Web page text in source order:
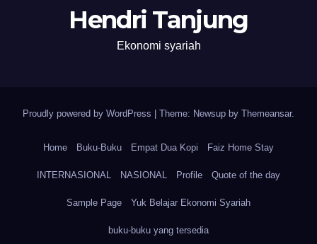
Hendri Tanjung
Ekonomi syariah
Proudly powered by WordPress Theme: Newsup by Themeansar.
Home Buku-Buku Empat Dua Kopi Faiz Home Stay
INTERNASIONAL NASIONAL Profile Quote of the day
Sample Page Yuk Belajar Ekonomi Syariah
buku-buku yang tersedia